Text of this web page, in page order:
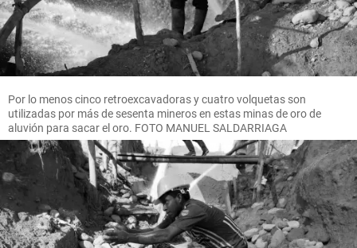
Por lo menos cinco retroexcavadoras y cuatro volquetas son
utilizadas por más de sesenta mineros en estas minas de oro de
aluvión para sacar el oro. FOTO MANUEL SALDARRIAGA